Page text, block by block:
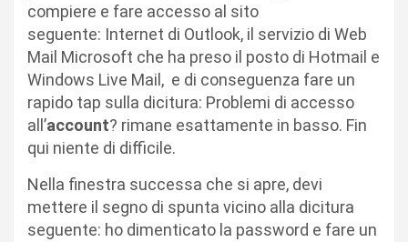
compiere e fare accesso al sito
seguente: Internet di Outlook, il servizio di Web
Mail Microsoft che ha preso il posto di Hotmail e
Windows Live Mail, e di conseguenza fare un
rapido tap sulla dicitura: Problemi di accesso
all’account? rimane esattamente in basso. Fin
qui niente di difficile.
Nella finestra successa che si apre, devi
mettere il segno di spunta vicino alla dicitura
seguente: ho dimenticato la password e fare un